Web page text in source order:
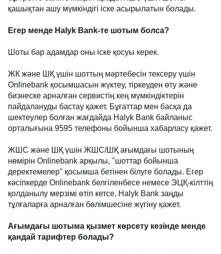
қашықтан ашу мүмкіндігі іске асырылатын болады.
Егер менде Halyk Bank-те шотым болса?
Шоты бар адамдар оны іске қосуы керек.
ЖК және ШҚ үшін шоттың мәртебесін тексеру үшін
Onlinebank қосымшасын жүктеу, тіркеуден өту және
бизнеске арналған сервистің кең мүмкіндіктерін
пайдалануды бастау қажет. Бұғаттар мен басқа да
шектеулер болған жағдайда Halyk Bank байланыс
орталығына 9595 телефоны бойынша хабарласу қажет.
ЖШС және ШҚ үшін ЖШС/ШҚ ағымдағы шотының
нөмірін Onlinebank арқылы, "шоттар бойынша
деректемелер" қосымша бетінен білуге болады. Егер
кәсіпкерде Onlinebank белгіленбесе немесе ЭЦҚ-кілттің
қолданылу мерзімі өтіп кетсе, Halyk Bank заңды
тұлғаларға арналған бөлімшесіне жүгіну қажет.
Ағымдағы шотыма қызмет көрсету кезінде менде
қандай тарифтер болады?